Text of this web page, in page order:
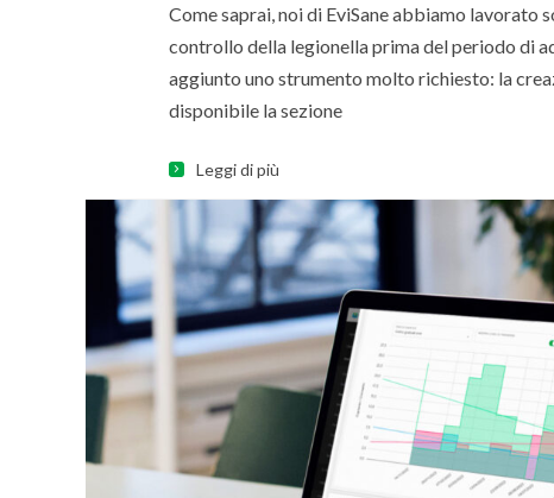
Come saprai, noi di EviSane abbiamo
controllo della legionella prima del periodo di
aggiunto uno strumento molto richiesto: la
disponibile la sezione
Leggi di più